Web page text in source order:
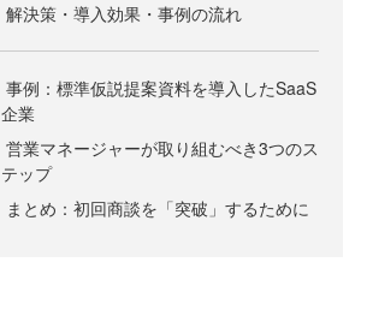
解決策・導入効果・事例の流れ
事例：標準仮説提案資料を導入したSaaS
企業
営業マネージャーが取り組むべき3つのス
テップ
まとめ：初回商談を「突破」するために